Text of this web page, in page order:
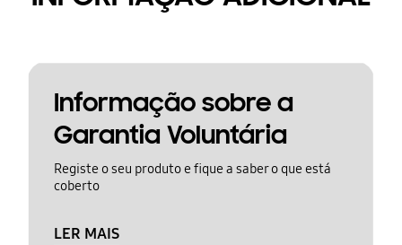
Informação sobre a
Garantia Voluntária
Registe o seu produto e fique a saber o que está
coberto
LER MAIS